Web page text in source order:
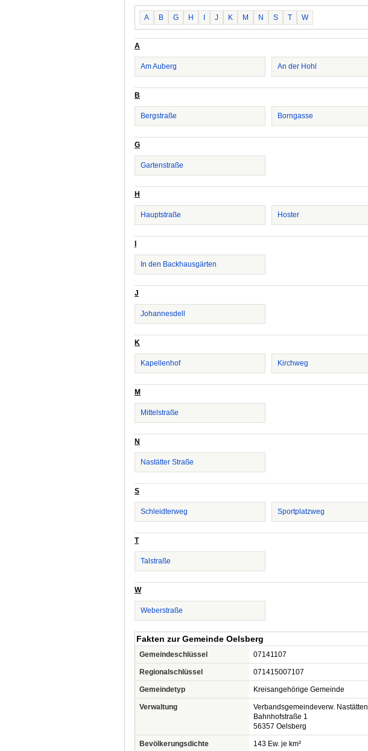
A B G H J K M N S T W
A
Am Auberg An der Hohl
B
Bergstraße Borngasse
G
Gartenstraße
H
Hauptstraße Hoster
In den Backhausgärten
J
Johannesdell
K
Kapellenhof Kirchweg
M
Mittelstraße
N
Nastätter Straße
S
Schleidterweg Sportplatzweg
T
Talstraße
W
Weberstraße
Fakten zur Gemeinde Oelsberg
Gemeindeschlüssel 07141107
Regionalschlüssel 071415007107
Gemeindetyp Kreisangehörige Gemeinde
Verwaltung
Verbandsgemeindeverw. Nastätten
Bahnhofstraße 1
56357 Oelsberg
Bevölkerungsdichte 143 Ew. je km²